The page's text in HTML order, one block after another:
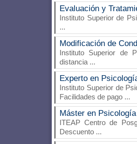
Evaluación y
Instituto Superior de
...
Modificación de
Instituto Superior de
distancia ...
Experto en
Instituto Superior de
Facilidades de pago ...
Máster en
ITEAP Centro de
Descuento ...